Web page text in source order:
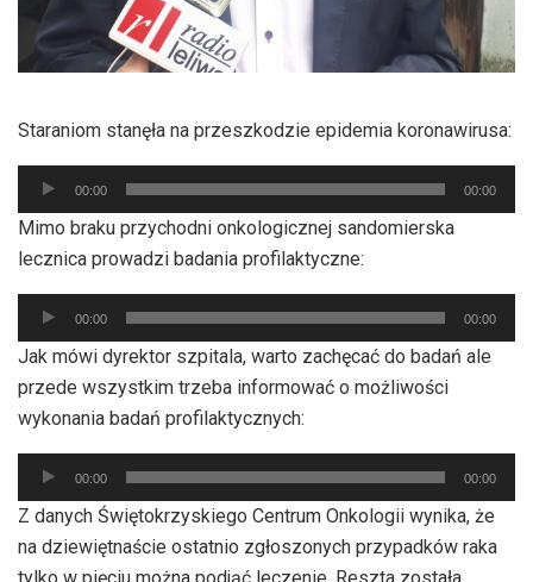
Staraniom stanęła na przeszkodzie epidemia koronawirusa:
Odtwarzacz
plików
dźwiękowych
00:00 00:00
Mimo braku przychodni onkologicznej sandomierska
lecznica prowadzi badania profilaktyczne:
Odtwarzacz
plików
dźwiękowych
00:00 00:00
Jak mówi dyrektor szpitala, warto zachęcać do badań ale
przede wszystkim trzeba informować o możliwości
wykonania badań profilaktycznych:
Odtwarzacz
plików
dźwiękowych
00:00 00:00
Z danych Świętokrzyskiego Centrum Onkologii wynika, że
na dziewiętnaście ostatnio zgłoszonych przypadków raka